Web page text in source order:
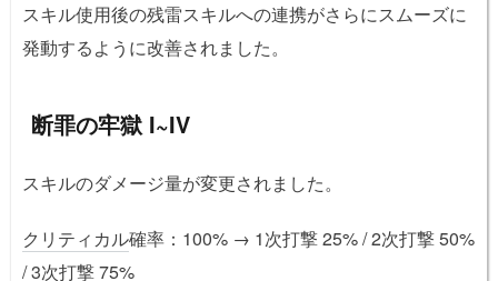
スキル使用後の残雷スキルへの連携がさらにスムーズに
発動するように改善されました。
断罪の牢獄 I~IV
スキルのダメージ量が変更されました。
クリティカル確率：100% → 1次打撃 25% / 2次打撃 50%
/ 3次打撃 75%